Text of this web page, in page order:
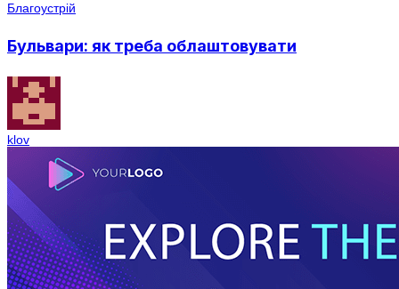
Благоустрій
Бульвари: як треба облаштовувати
klov